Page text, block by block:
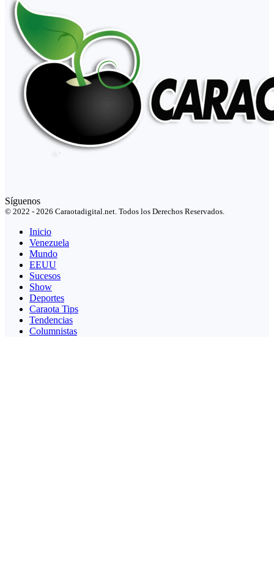
Síguenos
© 2022 - 2026 Caraotadigital.net. Todos los Derechos Reservados.
Inicio
Venezuela
Mundo
EEUU
Sucesos
Show
Deportes
Caraota Tips
Tendencias
Columnistas